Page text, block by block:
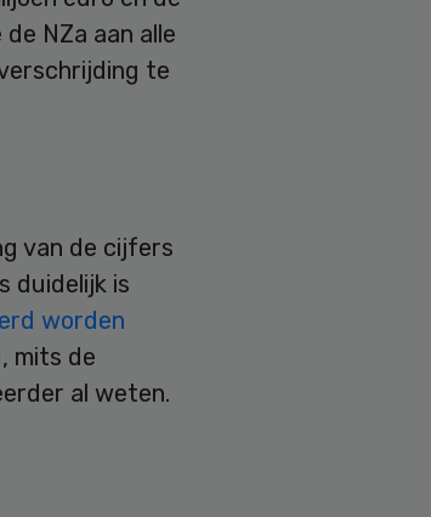
NZa aan alle
te
van de cijfers
duidelijk is
worden
mits de
al weten.